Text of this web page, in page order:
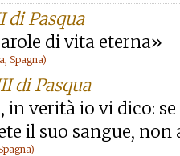
di Pasqua
di vita eterna»
Spagna)
di Pasqua
verità io vi dico:
il suo sangue,